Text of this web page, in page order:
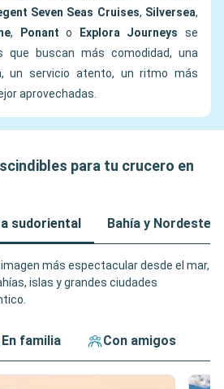
Seven Seas Cruises, Silversea,
, Ponant o Explora Journeys se
que buscan más comodidad, una
un servicio atento, un ritmo más
aprovechadas.
para tu crucero en
sudoriental Bahía y Nordeste
más espectacular desde el mar,
islas y grandes ciudades
En familia Con amigos